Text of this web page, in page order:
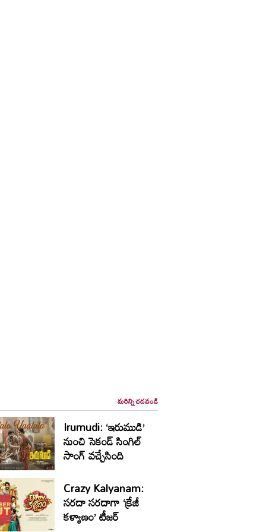
మరిన్ని చదవండి
Irumudi: ‘ఇరుముడి’
నుంచి సెకండ్ సింగిల్
సాంగ్ వచ్చేసింది
Crazy Kalyanam:
సరదా సరదాగా ‘క్రేజీ
కళ్యాణం’ టీజర్